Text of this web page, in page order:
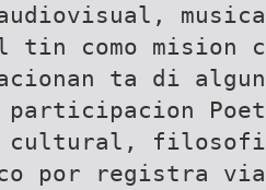
audiovisual,
tin como mision
ta di
participacion
filosofico
por registra via